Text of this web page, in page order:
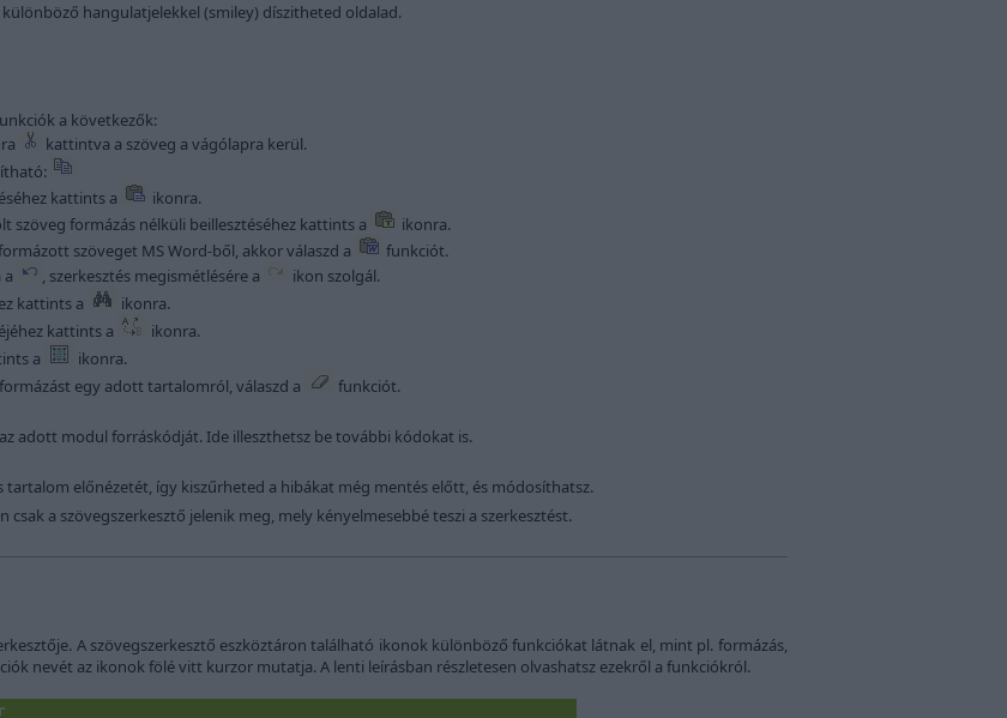
hangulatjelekkel (smiley) díszitheted oldalad.
a következők:
kattintva a szöveg a vágólapra kerül.
kattints a
ikonra.
szöveg formázás nélküli beillesztéséhez kattints a
ikonra.
szöveget MS Word-ből, akkor válaszd a
funkciót.
a , szerkesztés megismétlésére a
ikon szolgál.
kattints a
ikonra.
kattints a
ikonra.
a
ikonra.
egy adott tartalomról, válaszd a funkciót.
adott modul forráskódját. Ide illeszthetsz be további kódokat is.
előnézetét, így kiszűrheted a hibákat még mentés előtt, és módosíthatsz.
a szövegszerkesztő jelenik meg, mely kényelmesebbé teszi a szerkesztést.
A szövegszerkesztő eszköztáron található ikonok különböző funkciókat látnak el, mint pl. formázás,
nevét az ikonok fölé vitt kurzor mutatja. A lenti leírásban részletesen olvashatsz ezekről a funkciókról.